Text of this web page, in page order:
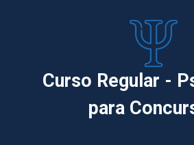
Curso Regular -
para